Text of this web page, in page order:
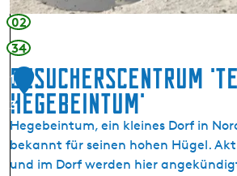
a
a
r
d
e
n
02
34
1
3
Besucherscentrum
Hegebeintum'
Hegebeintum, ein kleines Dorf in
bekannt für seinen hohen Hügel.
und im Dorf werden hier